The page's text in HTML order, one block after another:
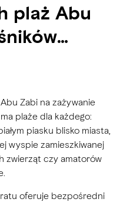
plaż Abu
Zabi na zażywanie
plaże dla każdego:
piasku blisko miasta,
wyspie zamieszkiwanej
zwierząt czy amatorów
oferuje bezpośredni